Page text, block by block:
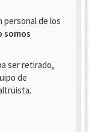
personal de los
somos
ser retirado,
de